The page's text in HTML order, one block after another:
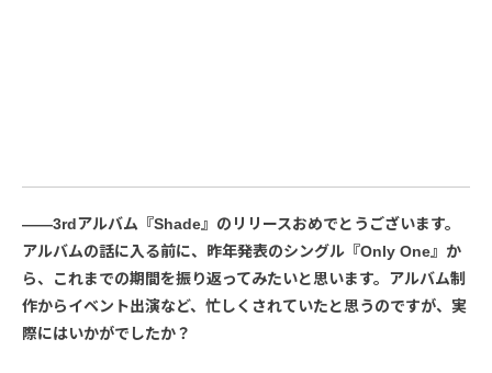
――3rdアルバム『Shade』のリリースおめでとうございます。
アルバムの話に入る前に、昨年発表のシングル『Only One』か
ら、これまでの期間を振り返ってみたいと思います。アルバム制
作からイベント出演など、忙しくされていたと思うのですが、実
際にはいかがでしたか？